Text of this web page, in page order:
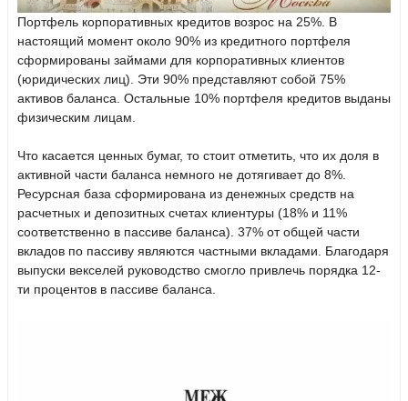
Портфель корпоративных кредитов возрос на 25%. В
настоящий момент около 90% из кредитного портфеля
сформированы займами для корпоративных клиентов
(юридических лиц). Эти 90% представляют собой 75%
активов баланса. Остальные 10% портфеля кредитов выданы
физическим лицам.
Что касается ценных бумаг, то стоит отметить, что их доля в
активной части баланса немного не дотягивает до 8%.
Ресурсная база сформирована из денежных средств на
расчетных и депозитных счетах клиентуры (18% и 11%
соответственно в пассиве баланса). 37% от общей части
вкладов по пассиву являются частными вкладами. Благодаря
выпуски векселей руководство смогло привлечь порядка 12-
ти процентов в пассиве баланса.